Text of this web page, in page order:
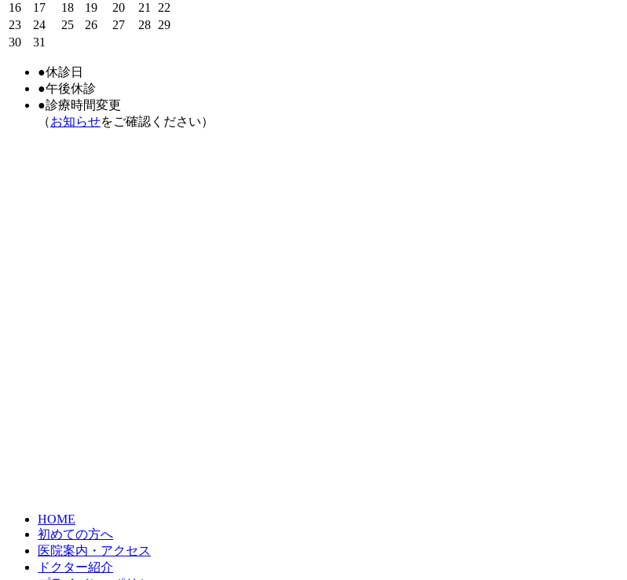
16
17 18 19 20 21
22
23
24 25 26 27 28 29
30
31
●休診日
●午後休診
●診療時間変更
（お知らせをご確認ください）
HOME
初めての方へ
医院案内・アクセス
ドクター紹介